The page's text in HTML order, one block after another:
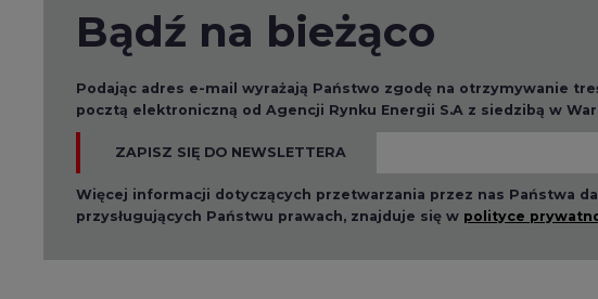
Bądź na bieżąco
Podając adres e-mail wyrażają Państwo zgodę na otrzymywanie
pocztą elektroniczną od Agencji Rynku Energii S.A z siedzibą w
ZAPISZ SIĘ DO NEWSLETTERA
Więcej informacji dotyczących przetwarzania przez nas Państwa
przysługujących Państwu prawach, znajduje się w polityce